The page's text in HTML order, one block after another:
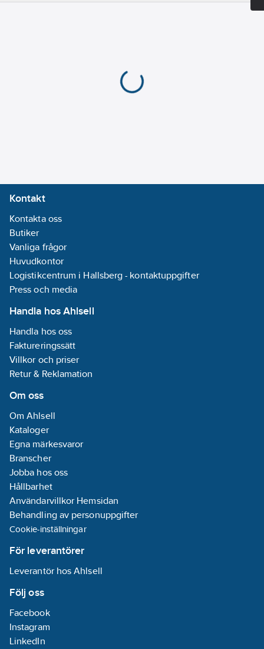
avzinkningshärdig
Kontakt
Kontakta oss
Butiker
Vanliga frågor
Huvudkontor
Logistikcentrum i Hallsberg - kontaktuppgifter
Press och media
Handla hos Ahlsell
Handla hos oss
Faktureringssätt
Villkor och priser
Retur & Reklamation
Om oss
Om Ahlsell
Kataloger
Egna märkesvaror
Branscher
Jobba hos oss
Hållbarhet
Användarvillkor Hemsidan
Behandling av personuppgifter
Cookie-inställningar
För leverantörer
Leverantör hos Ahlsell
Följ oss
Facebook
Instagram
LinkedIn